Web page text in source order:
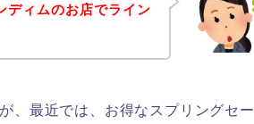
ディムのお店でライン
、最近では、お得なスプリングセー